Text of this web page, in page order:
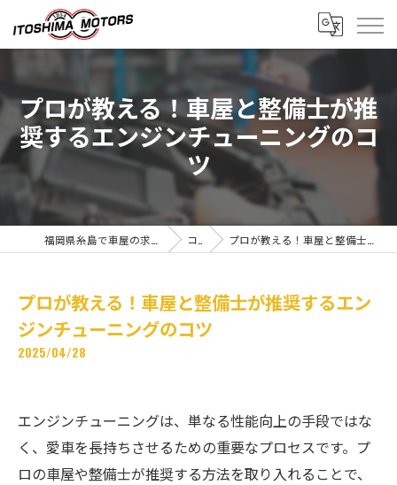
プロが教える！車屋と整備士が推
奨するエンジンチューニングのコ
ツ
福岡県糸島で車屋の求人なら有限会社糸島モータース コラム プロが教える！車屋と整備士が推奨するエンジンチューニングのコツ
プロが教える！車屋と整備士が推奨するエン
ジンチューニングのコツ
2025/04/28
エンジンチューニングは、単なる性能向上の手段ではな
く、愛車を長持ちさせるための重要なプロセスです。プ
ロの車屋や整備士が推奨する方法を取り入れることで、